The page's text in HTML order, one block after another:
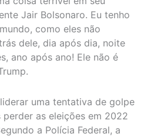
Jair Bolsonaro. Eu tenho
como eles não
dele, dia após dia, noite
ano após ano! Ele não é
uma tentativa de golpe
as eleições em 2022
a Polícia Federal, a